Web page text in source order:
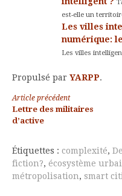
est-elle un
Les villes
numérique:
Les villes
Propulsé par YARPP.
Lire
la
suite
Article précédent
Lettre des militaires
d’active
Étiquettes : complexité,
fiction?, écosystème
métropolisation, smart